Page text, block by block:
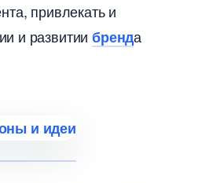
привлекать и
и развитииренда